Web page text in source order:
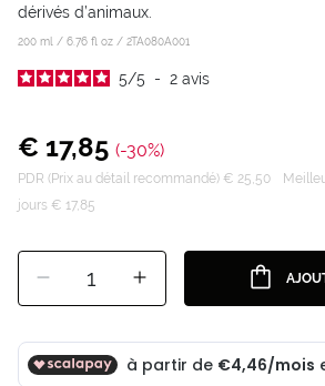
dérivés d’animaux.
200 ml / 6.76 fl oz / 2TA080A001
5/5 - 2 avis
€ 17,85 (-30%)
PDR (Prix au détail recommandé) € 25,50
jours € 17,85
1